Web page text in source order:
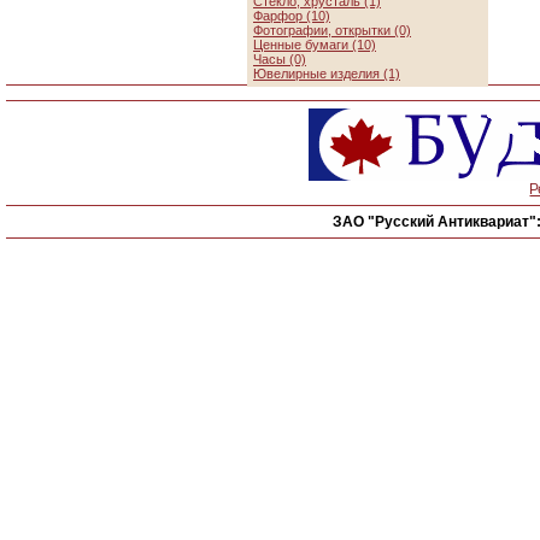
Фарфор (10)
Фотографии, открытки (0)
Ценные бумаги (10)
Часы (0)
Ювелирные изделия (1)
ЗАО "Русский Антиквариат":